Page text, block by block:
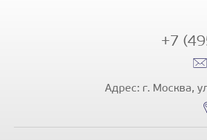
+7
Адрес: г. Москва,